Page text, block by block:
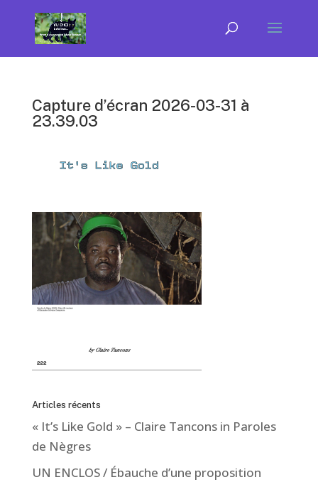
Capture d’écran 2026-03-31 à
23.39.03
Articles récents
« It’s Like Gold » – Claire Tancons in Paroles
de Nègres
UN ENCLOS / Ébauche d’une proposition